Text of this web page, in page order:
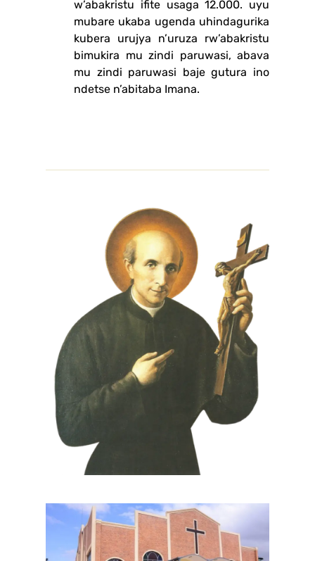
w’abakristu ifite usaga 12.000. uyu
mubare ukaba ugenda uhindagurika
kubera urujya n’uruza rw’abakristu
bimukira mu zindi paruwasi, abava
mu zindi paruwasi baje gutura ino
ndetse n’abitaba Imana.